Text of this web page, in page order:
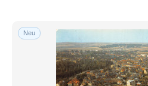
Neu